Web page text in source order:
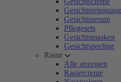
Gesichtsreinigung
Gesichtsserum
Pflegesets
Gesichtsmasken
Gesichtspeeling
Rasur
Alle anzeigen
Rasiercreme